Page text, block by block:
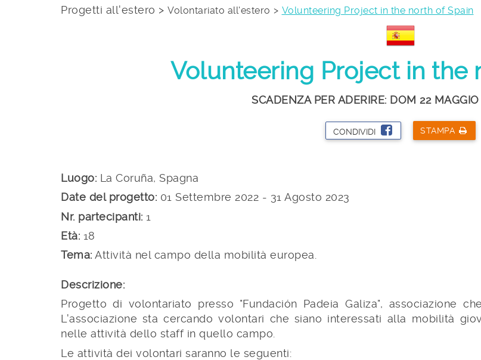
Progetti all'estero > Volontariato all'estero Volunteering Project in the north of Spain
Volunteering Project in the
SCADENZA PER ADERIRE: DOM 22
CONDIVIDI STAMPA
Luogo: La Coruña, Spagna
Date del progetto: 01 Settembre 2022 - 31 Agosto 2023
Nr. partecipanti: 1
Età: 18
Tema: Attività nel campo della mobilità europea.
Descrizione:
Progetto di volontariato presso "Fundación Padeia Galiza", associazione
L'associazione sta cercando volontari che siano interessati alla mobilità
nelle attività dello staff in quello campo.
Le attività dei volontari saranno le seguenti: